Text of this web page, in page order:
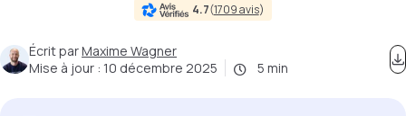
4.7(1709 avis)
Écrit parMaxime Wagner
Mise à jour : 10 décembre 2025 5 min